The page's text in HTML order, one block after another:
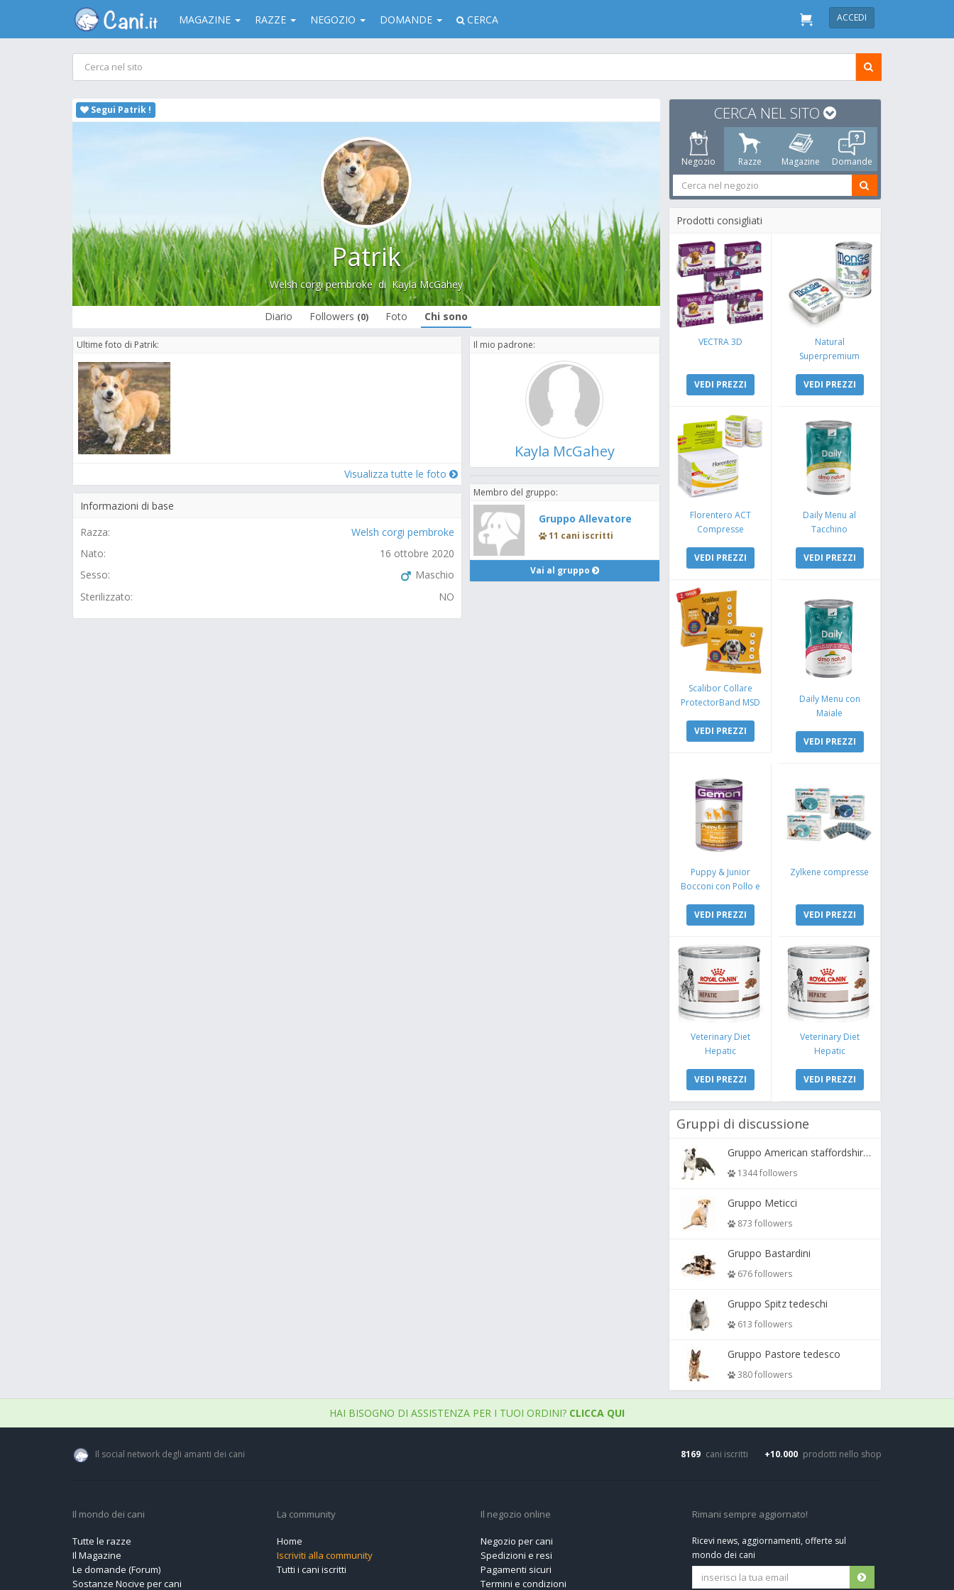
MAGAZINE RAZZE NEGOZIO DOMANDE CERCA ACCEDI
Segui Patrik !
Patrik
Welsh corgi pembrokedi Kayla McGahey
Diario Followers (0) Foto Chi sono
Ultime foto di Patrik:
Visualizza tutte le foto
Informazioni di base
Razza:
Welsh corgi pembroke
Nato:
16 ottobre 2020
Sesso:
Maschio
Sterilizzato:
NO
Il mio padrone:
Kayla McGahey
Membro del gruppo:
Gruppo Allevatore
11 cani iscritti
Vai al gruppo
CERCA NEL SITO
Negozio Razze Magazine Domande
Prodotti consigliati
VECTRA 3D
VEDI PREZZI
Natural
Superpremium
Coniglio e Mela
VEDI PREZZI
Florentero ACT
Compresse
VEDI PREZZI
Daily Menu al
Tacchino
VEDI PREZZI
Scalibor Collare
ProtectorBand MSD
VEDI PREZZI
Daily Menu con
Maiale
VEDI PREZZI
Puppy & Junior
Bocconi con Pollo e
VEDI PREZZI
Zylkene compresse
VEDI PREZZI
Veterinary Diet
Hepatic
VEDI PREZZI
Veterinary Diet
Hepatic
VEDI PREZZI
Gruppi di discussione
Gruppo American staffordshire terrier ( amstaff, amastaff )
1344 followers
Gruppo Meticci
873 followers
Gruppo Bastardini
676 followers
Gruppo Spitz tedeschi
613 followers
Gruppo Pastore tedesco
380 followers
HAI BISOGNO DI ASSISTENZA PER I TUOI ORDINI? CLICCA QUI
Il social network degli amanti dei cani 8169 cani iscritti +10.000 prodotti nello shop
Il mondo dei cani
Tutte le razze
Il Magazine
Le domande (Forum)
Sostanze Nocive per cani
La community
Home
Iscriviti alla community
Tutti i cani iscritti
Il negozio online
Negozio per cani
Spedizioni e resi
Pagamenti sicuri
Termini e condizioni
Rimani sempre aggiornato!
Ricevi news, aggiornamenti, offerte sul
mondo dei cani